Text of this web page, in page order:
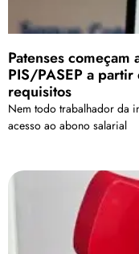
Patenses
PIS/PASEP a
requisitos
Nem todo trabalhador da
acesso ao abono salarial